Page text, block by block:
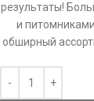
результаты!
и
обширный